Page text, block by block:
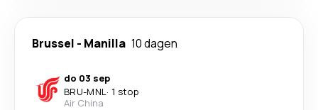
Brussel - Manilla 10 dagen
do 03 sep
BRU-MNL· 1 stop
Air China